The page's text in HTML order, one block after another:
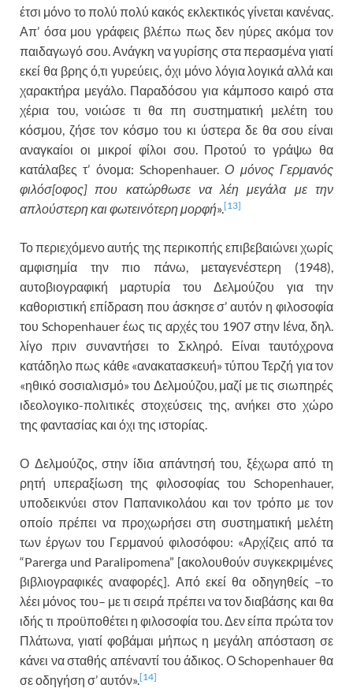
έτσι μόνο το πολύ πολύ κακός εκλεκτικός γίνεται κανένας.
Απ’ όσα μου γράφεις βλέπω πως δεν ηύρες ακόμα τον
παιδαγωγό σου. Ανάγκη να γυρίσης στα περασμένα γιατί
εκεί θα βρης ό,τι γυρεύεις, όχι μόνο λόγια λογικά αλλά και
χαρακτήρα μεγάλο. Παραδόσου για κάμποσο καιρό στα
χέρια του, νοιώσε τι θα πη συστηματική μελέτη του
κόσμου, ζήσε τον κόσμο του κι ύστερα δε θα σου είναι
αναγκαίοι οι μικροί φίλοι σου. Προτού το γράψω θα
κατάλαβες τ’ όνομα: Schopenhauer. Ο μόνος Γερμανός
φιλόσ[οφος] που κατώρθωσε να λέη μεγάλα με την
απλούστερη και φωτεινότερη μορφή». [13]
Το περιεχόμενο αυτής της περικοπής επιβεβαιώνει χωρίς
αμφισημία την πιο πάνω, μεταγενέστερη (1948),
αυτοβιογραφική μαρτυρία του Δελμούζου για την
καθοριστική επίδραση που άσκησε σ’ αυτόν η φιλοσοφία
του Schopenhauer έως τις αρχές του 1907 στην Ιένα, δηλ.
λίγο πριν συναντήσει το Σκληρό. Είναι ταυτόχρονα
κατάδηλο πως κάθε «ανακατασκευή» τύπου Τερζή για τον
«ηθικό σοσιαλισμό» του Δελμούζου, μαζί με τις σιωπηρές
ιδεολογικο-πολιτικές στοχεύσεις της, ανήκει στο χώρο
της φαντασίας και όχι της ιστορίας.
Ο Δελμούζος, στην ίδια απάντησή του, ξέχωρα από τη
ρητή υπεραξίωση της φιλοσοφίας του Schopenhauer,
υποδεικνύει στον Παπανικολάου και τον τρόπο με τον
οποίο πρέπει να προχωρήσει στη συστηματική μελέτη
των έργων του Γερμανού φιλοσόφου: «Αρχίζεις από τα
“Parerga und Paralipomena” [ακολουθούν συγκεκριμένες
βιβλιογραφικές αναφορές]. Από εκεί θα οδηγηθείς –το
λέει μόνος του– με τι σειρά πρέπει να τον διαβάσης και θα
ιδής τι προϋποθέτει η φιλοσοφία του. Δεν είπα πρώτα τον
Πλάτωνα, γιατί φοβάμαι μήπως η μεγάλη απόσταση σε
κάνει να σταθής απέναντί του άδικος. Ο Schopenhauer θα
σε οδηγήση σ’ αυτόν». [14]